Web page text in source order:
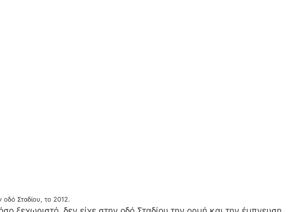
οδό Σταδίου, το 2012.